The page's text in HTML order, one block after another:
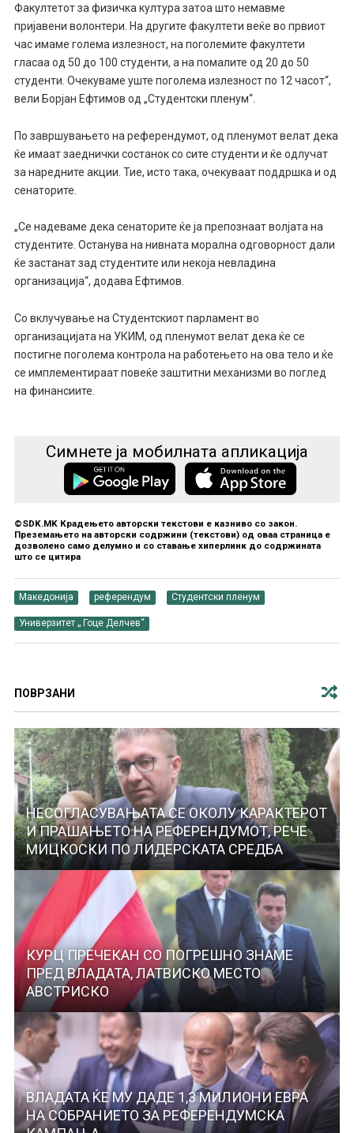
Факултетот за физичка култура затоа што немавме
пријавени волонтери. На другите факултети веќе во првиот
час имаме голема излезност, на поголемите факултети
гласаа од 50 до 100 студенти, а на помалите од 20 до 50
студенти. Очекуваме уште поголема излезност по 12 часот“,
вели Борјан Ефтимов од „Студентски пленум“.
По завршувањето на референдумот, од пленумот велат дека
ќе имаат заеднички состанок со сите студенти и ќе одлучат
за наредните акции. Тие, исто така, очекуваат поддршка и од
сенаторите.
„Се надеваме дека сенаторите ќе ја препознаат волјата на
студентите. Останува на нивната морална одговорност дали
ќе застанат зад студентите или некоја невладина
организација“, додава Ефтимов.
Со вклучување на Студентскиот парламент во
организацијата на УКИМ, од пленумот велат дека ќе се
постигне поголема контрола на работењето на ова тело и ќе
се имплементираат повеќе заштитни механизми во поглед
на финансиите.
Симнете ја мобилната апликација
©SDK.MK Крадењето авторски текстови е казниво со закон.
Преземањето на авторски содржини (текстови) од оваа страница е
дозволено само делумно и со ставање хиперлинк до содржината
што се цитира
Македонија референдум Студентски пленум
Универзитет „ Гоце Делчев“
ПОВРЗАНИ
НЕСОГЛАСУВАЊАТА СЕ ОКОЛУ КАРАКТЕРОТ
И ПРАШАЊЕТО НА РЕФЕРЕНДУМОТ, РЕЧЕ
МИЦКОСКИ ПО ЛИДЕРСКАТА СРЕДБА
КУРЦ ПРЕЧЕКАН СО ПОГРЕШНО ЗНАМЕ
ПРЕД ВЛАДАТА, ЛАТВИСКО МЕСТО
АВСТРИСКО
ВЛАДАТА ЌЕ МУ ДАДЕ 1,3 МИЛИОНИ ЕВРА
НА СОБРАНИЕТО ЗА РЕФЕРЕНДУМСКА